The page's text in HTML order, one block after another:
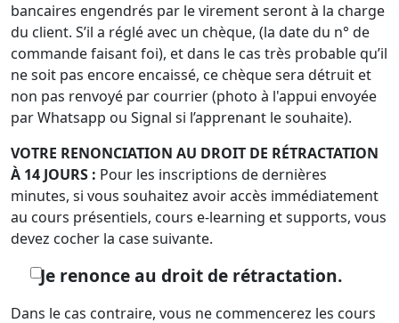
bancaires engendrés par le virement seront à la charge
du client. S’il a réglé avec un chèque, (la date du n° de
commande faisant foi), et dans le cas très probable qu’il
ne soit pas encore encaissé, ce chèque sera détruit et
non pas renvoyé par courrier (photo à l'appui envoyée
par Whatsapp ou Signal si l’apprenant le souhaite).
VOTRE RENONCIATION AU DROIT DE RÉTRACTATION
À 14 JOURS : Pour les inscriptions de dernières
minutes, si vous souhaitez avoir accès immédiatement
au cours présentiels, cours e-learning et supports, vous
devez cocher la case suivante.
Je renonce au droit de rétractation.
Dans le cas contraire, vous ne commencerez les cours